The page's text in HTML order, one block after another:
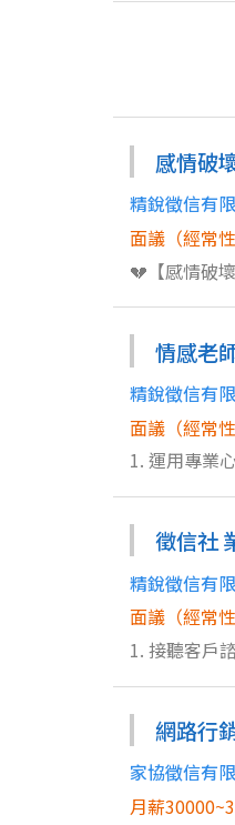
中找到線
揭曉真相的
感情破
精銳徵信有
面議（經常
💔【感情破壞員】我們正在尋找你！ 你是
響感情的風險因素。 3. 憑藉過硬的信用風險評估能力，洞察感情狀況中的
律法規，確保調查和執行
果呈現。 6. 熟練操作辦公軟體與數據庫，管理、保護客戶資訊，做到滴水不漏。 7. 穩健地面對壓力與應對複雜局面，始
終保持職業道德，確保滿足高
團吧！將你
情感老
精銳徵信有
面議（經常
1. 運用專業心理學
改善建議，定期檢視情
供教育服務。 7. 發展情感與教育策略規劃，並實際運用於長期課程方案的設計與調整。 歡迎加入我們，將您的教育熱忱
與專業技能
徵信社
精銳徵信有
面議（經常
1. 接聽客戶諮詢，解答徵
料統整 7. 具備法律知識，維護客戶資料隱私並遵守職業道德與保密準則 歡迎加入我們的專業徵信團隊，挑戰多元領域，
網路行
家協徵信有
月薪